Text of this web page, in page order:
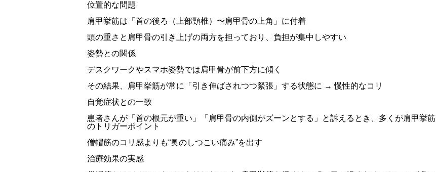
位置的な問題
肩甲挙筋は「首の後ろ（上部頸椎）〜肩甲骨の上角」に付着
頭の重さと肩甲骨の引き上げの両方を担っており、負担が集中しやすい
姿勢との関係
デスクワークやスマホ姿勢では肩甲骨が前下方に傾く
その結果、肩甲挙筋が常に「引き伸ばされつつ緊張」する状態に → 慢性的なコリ
自覚症状との一致
患者さんが「首の根元が重い」「肩甲骨の内側がズーンとする」と訴えるとき、多くが肩甲挙筋
のトリガーポイント
僧帽筋のコリ感よりも“奥のしつこい痛み”を出す
治療効果の実感